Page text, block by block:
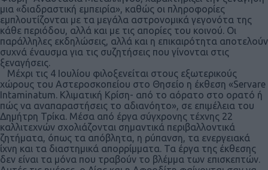
μια «διαδραστική εμπειρία», καθώς οι πληροφορίες
εμπλουτίζονται με τα μεγάλα αστρονομικά γεγονότα της
κάθε περιόδου, αλλά και με τις απορίες του κοινού. Οι
παράλληλες εκδηλώσεις, αλλά και η επικαιρότητα αποτελούν
συχνά έναυσμα για τις συζητήσεις που γίνονται στις
ξεναγήσεις.
Μέχρι τις 4 Ιουλίου φιλοξενείται στους εξωτερικούς
χώρους του Αστεροσκοπείου στο Θησείο η έκθεση «Servare
Intaminatum. Κλιματική Κρίση- από το αόρατο στο ορατό ή
πώς να αναπαραστήσεις το αδιανόητο», σε επιμέλεια του
Δημήτρη Τρίκα. Μέσα από έργα σύγχρονης τέχνης 22
καλλιτεχνών σχολιάζονται σημαντικά περιβαλλοντικά
ζητήματα, όπως τα απόβλητα, η ρύπανση, τα ενεργειακά
ίχνη και τα διαστημικά απορρίμματα. Τα έργα της έκθεσης
δεν είναι τα μόνα που τραβούν το βλέμμα των επισκεπτών.